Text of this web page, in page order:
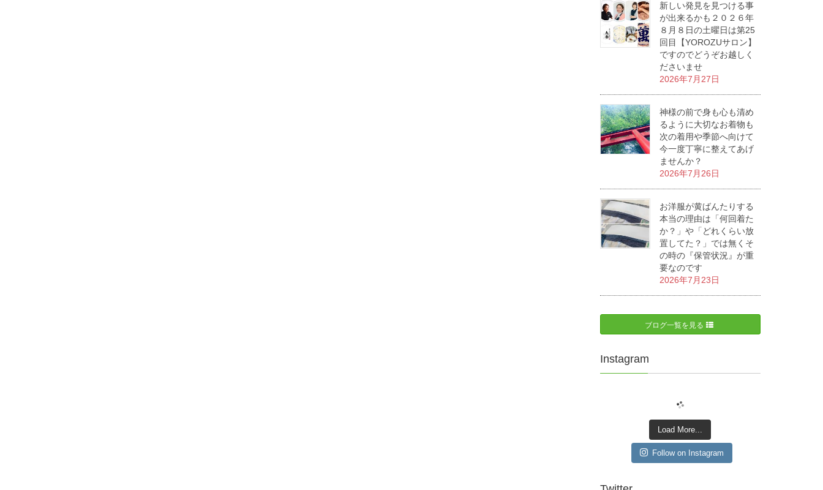
新しい発見を見つける事
が出来るかも２０２６年
８月８日の土曜日は第25
回目【YOROZUサロン】
ですのでどうぞお越しく
ださいませ
2026年7月27日
神様の前で身も心も清め
るように大切なお着物も
次の着用や季節へ向けて
今一度丁寧に整えてあげ
ませんか？
2026年7月26日
お洋服が黄ばんたりする
本当の理由は「何回着た
か？」や「どれくらい放
置してた？」では無くそ
の時の『保管状況』が重
要なのです
2026年7月23日
ブログ一覧を見る
Instagram
Load More...
Follow on Instagram